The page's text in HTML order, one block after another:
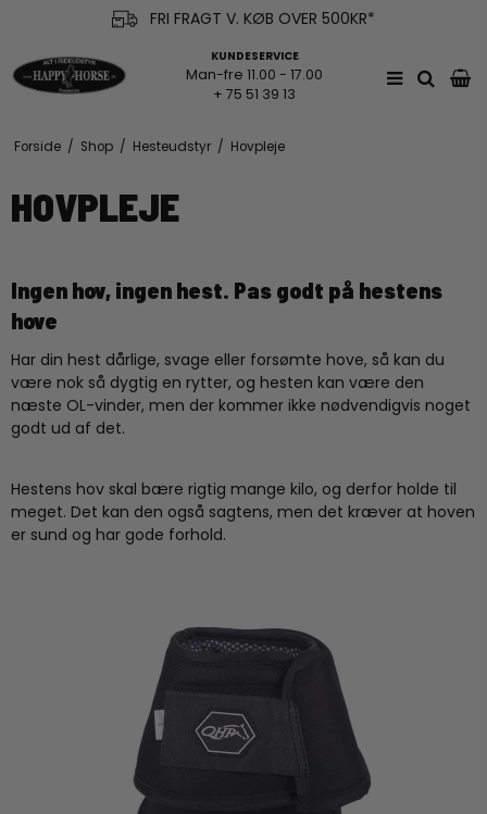
FRI FRAGT V. KØB OVER 500KR*
KUNDESERVICE
Man-fre 11.00 - 17.00
+ 75 51 39 13
Forside / Shop / Hesteudstyr / Hovpleje
HOVPLEJE
Ingen hov, ingen hest. Pas godt på hestens
hove
Har din hest dårlige, svage eller forsømte hove, så kan du
være nok så dygtig en rytter, og hesten kan være den
næste OL-vinder, men der kommer ikke nødvendigvis noget
godt ud af det.
Hestens hov skal bære rigtig mange kilo, og derfor holde til
meget. Det kan den også sagtens, men det kræver at hoven
er sund og har gode forhold.